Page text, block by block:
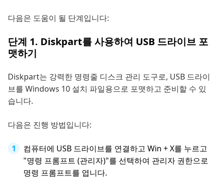
다음은 도움이 될 단계입니다:
단계 1. Diskpart를 사용하여 USB 드라이브 포
맷하기
Diskpart는 강력한 명령줄 디스크 관리 도구로, USB 드라이
브를 Windows 10 설치 파일용으로 포맷하고 준비할 수 있
습니다.
다음은 진행 방법입니다:
컴퓨터에 USB 드라이브를 연결하고 Win + X를 누르고
"명령 프롬프트 (관리자)"를 선택하여 관리자 권한으로
명령 프롬프트를 엽니다.